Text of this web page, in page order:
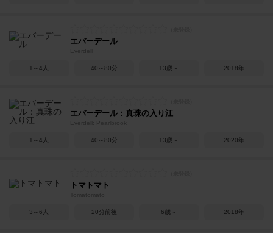
エバーデール
Everdell
1～4人 40～80分 13歳～ 2018年
エバーデール：真珠の入り江
Everdell: Pearlbrook
1～4人 40～80分 13歳～ 2020年
トマトマト
3～6人 20分前後 6歳～ 2018年